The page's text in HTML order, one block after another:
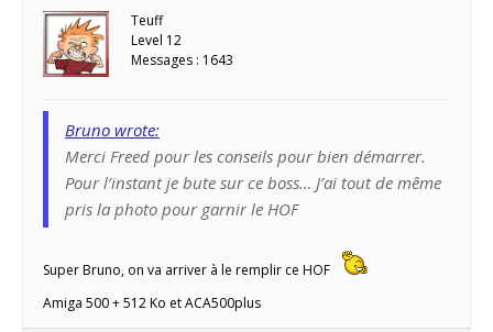
Teuff
Level 12
Messages : 1643
Bruno wrote:
Merci Freed pour les conseils pour bien démarrer.
Pour l’instant je bute sur ce boss… J’ai tout de même
pris la photo pour garnir le HOF
Super Bruno, on va arriver à le remplir ce HOF
Amiga 500 + 512 Ko et ACA500plus